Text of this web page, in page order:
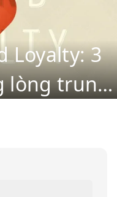
Loyalty: 3
lòng trung